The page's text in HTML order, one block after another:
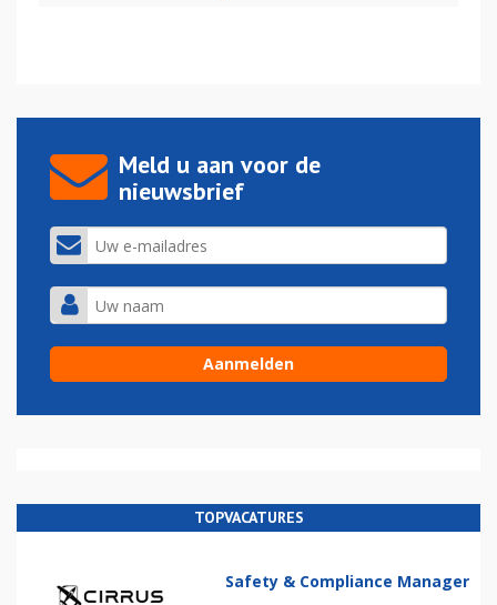
Meld u aan voor de
nieuwsbrief
TOPVACATURES
Safety & Compliance Manager